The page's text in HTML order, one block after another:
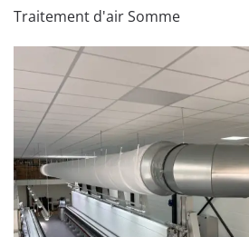
Traitement d'air Somme